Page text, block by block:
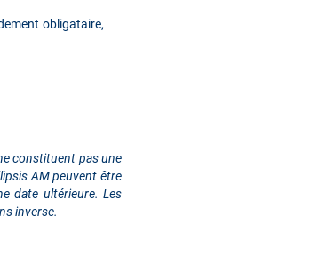
obligataire,
constituent pas une
AM peuvent être
date ultérieure. Les
inverse.